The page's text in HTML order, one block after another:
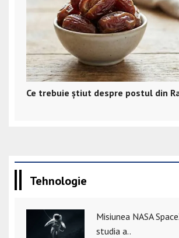
Ce trebuie știut despre postul din
Tehnologie
Misiunea NASA
studia a..